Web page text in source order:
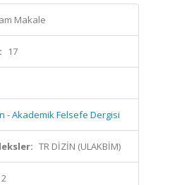
Makale
17
- Akademik Felsefe Dergisi
TR DİZİN (ULAKBİM)